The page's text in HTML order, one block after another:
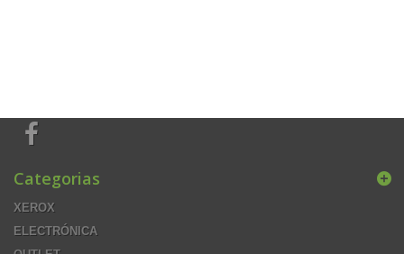
Categorias
XEROX
ELECTRÓNICA